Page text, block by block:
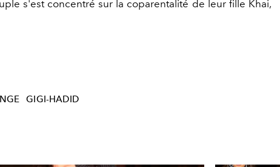
s'est concentré sur la coparentalité de leur fille Khai,
GIGI-HADID